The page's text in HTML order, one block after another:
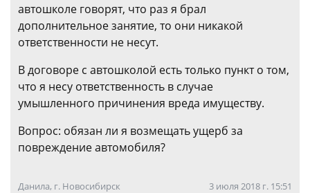
автошколе говорят, что раз я брал
дополнительное занятие, то они никакой
ответственности не несут.
В договоре с автошколой есть только пункт о том,
что я несу ответственность в случае
умышленного причинения вреда имуществу.
Вопрос: обязан ли я возмещать ущерб за
повреждение автомобиля?
Данила, г. Новосибирск 3 июля 2018 г. 15:51